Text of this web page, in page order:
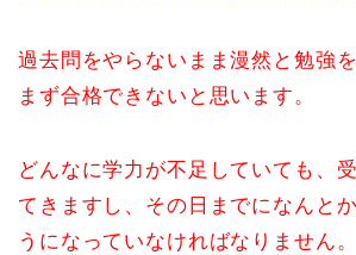
過去問をやらないまま漫然と勉強
まず合格できないと思います。
どんなに学力が不足していても、
てきますし、その日までになんと
うになっていなければなりません。